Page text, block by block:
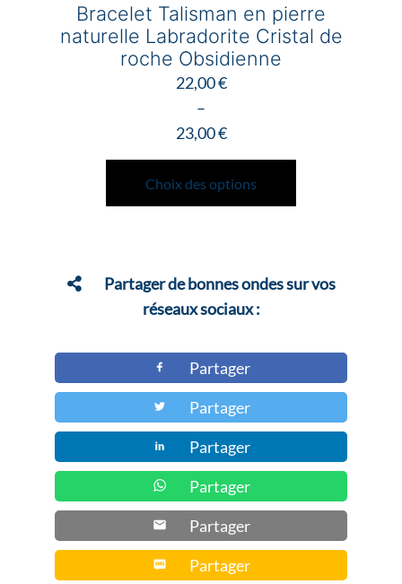
Bracelet Talisman en pierre
naturelle Labradorite Cristal de
roche Obsidienne
22,00€
–
23,00€
Plage
de
prix :
23,00 €
Choix des options
Ce
a
Les
être
choisies
la
page
produit
Partager de bonnes ondes sur vos
réseaux sociaux :
Partager
Partager
Partager
Partager
Partager
Partager